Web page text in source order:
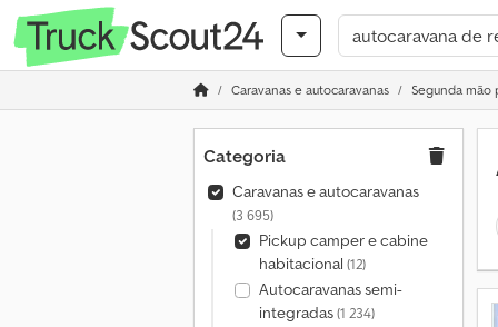
Caravanas e autocaravanas Segunda mão
Categoria
Caravanas e autocaravanas
(3 695)
Pickup camper e cabine
habitacional (12)
Autocaravanas semi-
integradas(1 234)